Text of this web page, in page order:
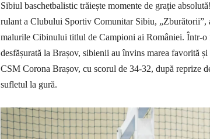
Sibiul baschetbalistic trăiește momente de grație
rulant a Clubului Sportiv Comunitar Sibiu, „Zburătorii”,
malurile Cibinului titlul de Campioni ai României. Într-o
desfășurată la Brașov, sibienii au învins marea favorită
CSM Corona Brașov, cu scorul de 34-32, după reprize
sufletul la gură.